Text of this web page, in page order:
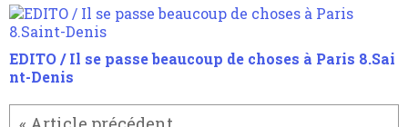
EDITO / Il se passe beaucoup de choses à Paris 8.Sai
nt-Denis